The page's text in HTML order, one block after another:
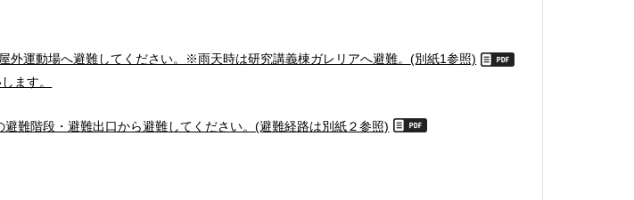
屋外運動場へ避難してください。※雨天時は研究講義棟ガレリアへ避難。(別紙1参照)
ます。
難階段・避難出口から避難してください。(避難経路は別紙２参照)